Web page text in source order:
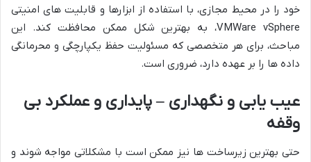
خود را در محیط مجازی، با استفاده از ابزارها و قابلیت های امنیتی
VMWare vSphere، به بهترین شکل ممکن محافظت کند. این
مباحث، برای هر متخصصی که مسئولیت حفظ یکپارچگی و محرمانگی
داده ها را بر عهده دارد، ضروری است.
عیب یابی و نگهداری – پایداری و عملکرد بی
وقفه
حتی بهترین زیرساخت ها نیز ممکن است با مشکلاتی مواجه شوند و